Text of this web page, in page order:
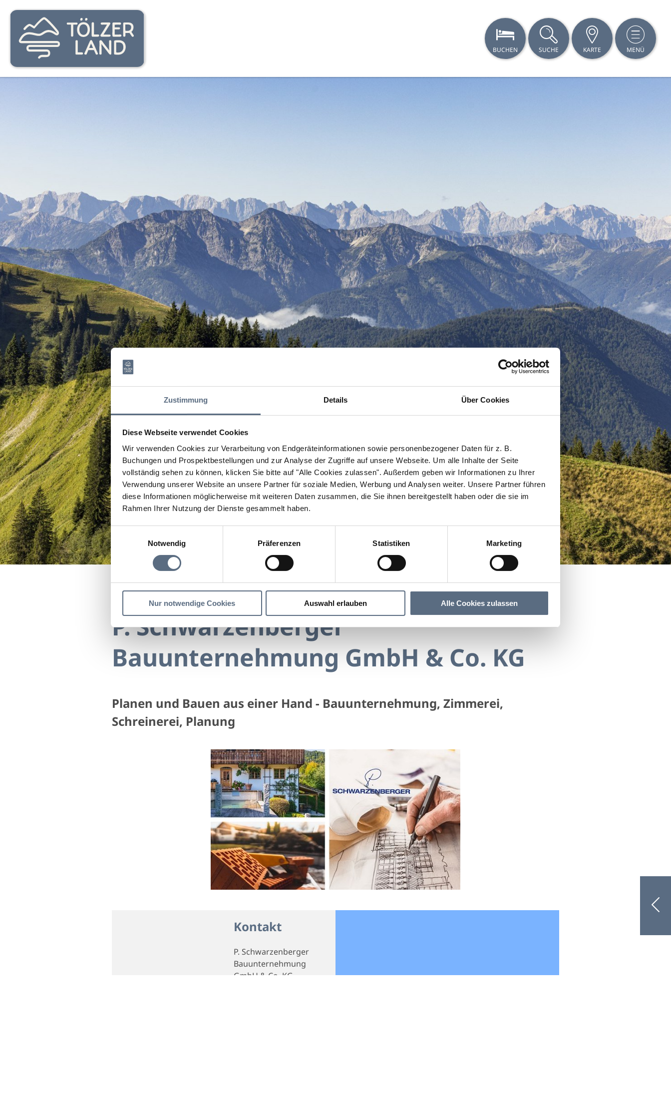
Zustimmung Details Über Cookies
Diese Webseite verwendet Cookies
Wir verwenden Cookies zur Verarbeitung von Endgeräteinformationen sowie personenbezogener Daten für z. B.
Buchungen und Prospektbestellungen und zur Analyse der Zugriffe auf unsere Webseite. Um alle Inhalte der Seite
vollständig sehen zu können, klicken Sie bitte auf "Alle Cookies zulassen". Außerdem geben wir Informationen zu Ihrer
Verwendung unserer Website an unsere Partner für soziale Medien, Werbung und Analysen weiter. Unsere Partner führen
diese Informationen möglicherweise mit weiteren Daten zusammen, die Sie ihnen bereitgestellt haben oder die sie im
Rahmen Ihrer Nutzung der Dienste gesammelt haben.
Einwilligungsauswahl
Notwendig
Präferenzen Statistiken Marketing
Nur notwendige Cookies Auswahl erlauben Alle Cookies zulassen
BUCHEN SUCHE KARTE MENÜ
P. Schwarzenberger Bauunternehmung GmbH & Co. KG
P. Schwarzenberger
Bauunternehmung GmbH & Co. KG
Planen und Bauen aus einer Hand - Bauunternehmung, Zimmerei,
Schreinerei, Planung
Kontakt
P. Schwarzenberger
Bauunternehmung
GmbH & Co. KG